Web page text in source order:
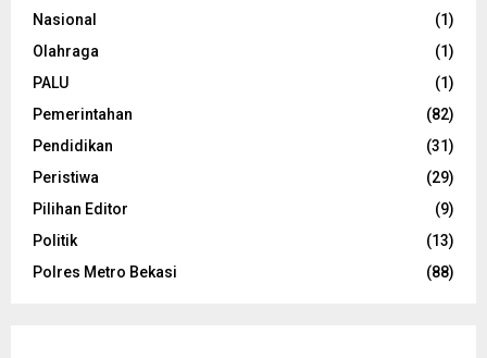
Nasional
(1)
Olahraga
(1)
PALU
(1)
Pemerintahan
(82)
Pendidikan
(31)
Peristiwa
(29)
Pilihan Editor
(9)
Politik
(13)
Polres Metro Bekasi
(88)